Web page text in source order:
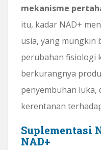
mekanisme
itu, kadar NAD+
usia, yang
perubahan fisiologi
berkurangnya
penyembuhan luka,
kerentanan
Suplementasi
NAD+